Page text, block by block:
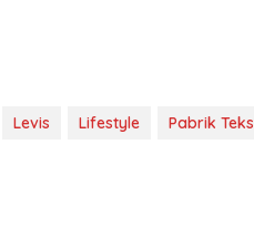
Levis Lifestyle Pabrik